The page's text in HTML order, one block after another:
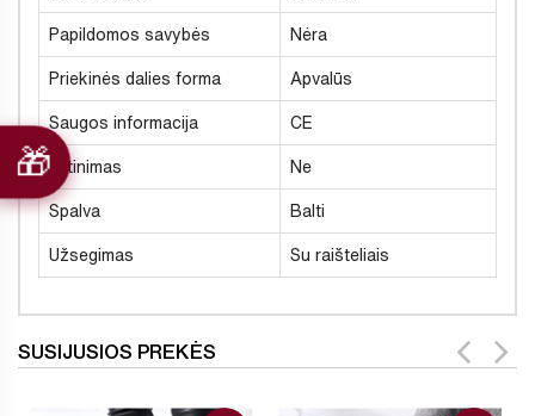
Papildomos savybės Nėra
Priekinės dalies forma Apvalūs
Saugos informacija CE
Šiltinimas Ne
Spalva Balti
Užsegimas Su raišteliais
SUSIJUSIOS PREKĖS